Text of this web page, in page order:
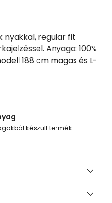
nyakkal, regular fit
Anyaga: 100%
188 cm magas és L-
készült termék.